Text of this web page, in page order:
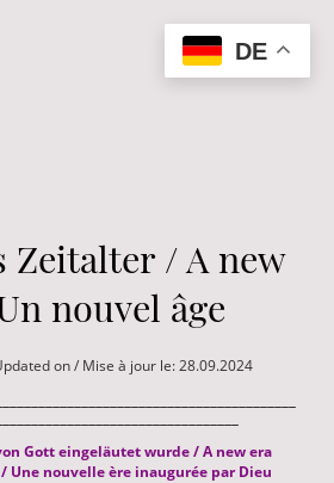
Zeitalter / A new
nouvel âge
on / Mise à jour le: 28.09.2024
Gott eingeläutet wurde / A new era
Une nouvelle ère inaugurée par Dieu
DE